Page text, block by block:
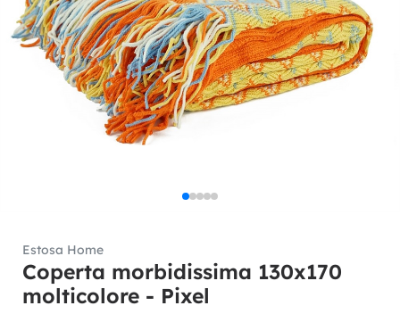
Estosa Home
Coperta morbidissima 130x170
molticolore - Pixel